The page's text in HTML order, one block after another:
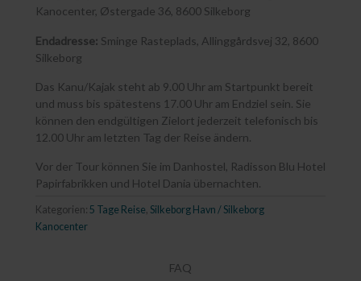
Kanocenter, Østergade 36, 8600 Silkeborg
Endadresse: Sminge Rasteplads, Allinggårdsvej 32, 8600
Silkeborg
Das Kanu/Kajak steht ab 9.00 Uhr am Startpunkt bereit
und muss bis spätestens 17.00 Uhr am Endziel sein. Sie
können den endgültigen Zielort jederzeit telefonisch bis
12.00 Uhr am letzten Tag der Reise ändern.
Vor der Tour können Sie im Danhostel, Radisson Blu Hotel
Papirfabrikken und Hotel Dania übernachten.
Kategorien: 5 Tage Reise Silkeborg Havn / Silkeborg
Kanocenter
FAQ